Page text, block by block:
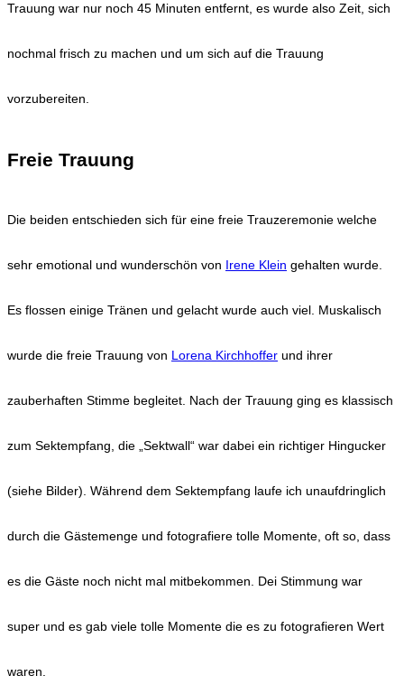
Trauung war nur noch 45 Minuten entfernt, es wurde also Zeit, sich
nochmal frisch zu machen und um sich auf die Trauung
vorzubereiten.
Freie Trauung
Die beiden entschieden sich für eine freie Trauzeremonie welche
sehr emotional und wunderschön von Irene Klein gehalten wurde.
Es flossen einige Tränen und gelacht wurde auch viel. Muskalisch
wurde die freie Trauung von Lorena Kirchhoffer und ihrer
zauberhaften Stimme begleitet. Nach der Trauung ging es klassisch
zum Sektempfang, die „Sektwall“ war dabei ein richtiger Hingucker
(siehe Bilder). Während dem Sektempfang laufe ich unaufdringlich
durch die Gästemenge und fotografiere tolle Momente, oft so, dass
es die Gäste noch nicht mal mitbekommen. Dei Stimmung war
super und es gab viele tolle Momente die es zu fotografieren Wert
waren.